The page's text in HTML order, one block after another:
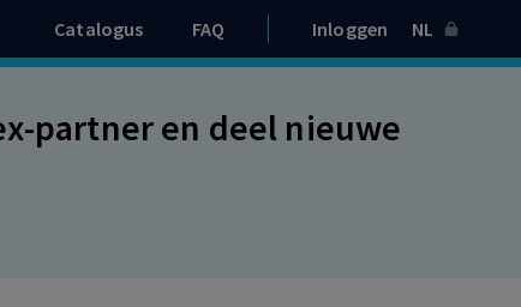
Catalogus FAQ Inloggen NL
partner en deel nieuwe